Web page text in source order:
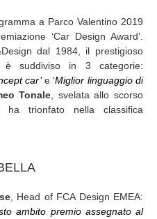
a Parco Valentino 2019
‘Car Design Award’.
dal 1984, il prestigioso
è suddiviso in 3 categorie:
car’e ‘Miglior linguaggio di
Tonale , svelata allo scorso
ha trionfato nella classifica
, Head of FCA Design EMEA:
ambito premio assegnato al